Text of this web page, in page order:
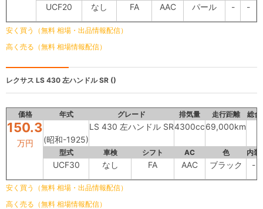
UCF20 なし FA AAC パール - -
安く買う（無料 相場・出品情報配信）
高く売る（無料 相場情報配信）
レクサス LS 430 左ハンドル SR ()
価格 年式 グレード 排気量 走行距離 総合
150.3
万円 (昭和-1925)
LS 430 左ハンドル SR4300cc69,000km
型式 車検 シフト AC 色 内装
UCF30 なし FA AAC ブラック -
安く買う（無料 相場・出品情報配信）
高く売る（無料 相場情報配信）